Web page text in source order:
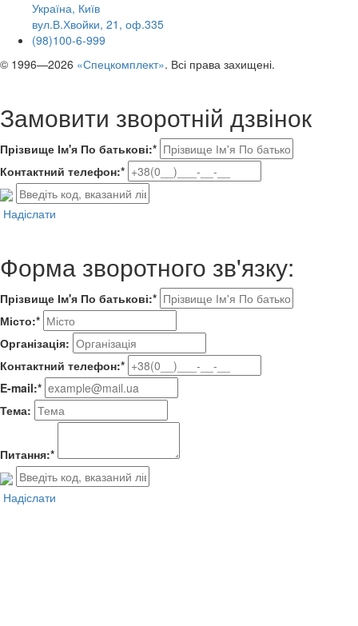
Україна, Київ
вул.В.Хвойки, 21, оф.335
(98)100-6-999
© 1996—2026 «Спецкомплект». Всі права захищені.
Замовити зворотній дзвінок
Прізвище Ім'я По батькові:*
Контактний телефон:*
Надіслати
Форма зворотного зв'язку:
Прізвище Ім'я По батькові:*
Місто:*
Організація:
Контактний телефон:*
E-mail:*
Тема:
Питання:*
Надіслати